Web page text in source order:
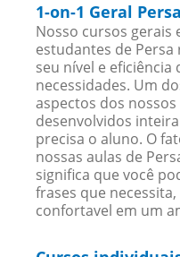
1-on-1 Geral
Nosso cursos gerais
estudantes de
seu nível e eficiência
necessidades. Um
aspectos dos
desenvolvidos
precisa o aluno. O
nossas aulas de
significa que você
frases que
confortavel em um